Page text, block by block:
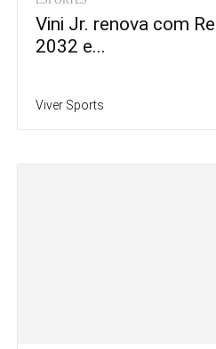
Vini Jr. renova com
2032 e...
Viver Sports